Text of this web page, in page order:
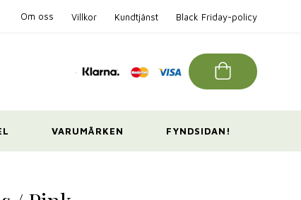
Om oss Villkor Kundtjänst Black Friday-policy
VARUMÄRKEN FYNDSIDAN!